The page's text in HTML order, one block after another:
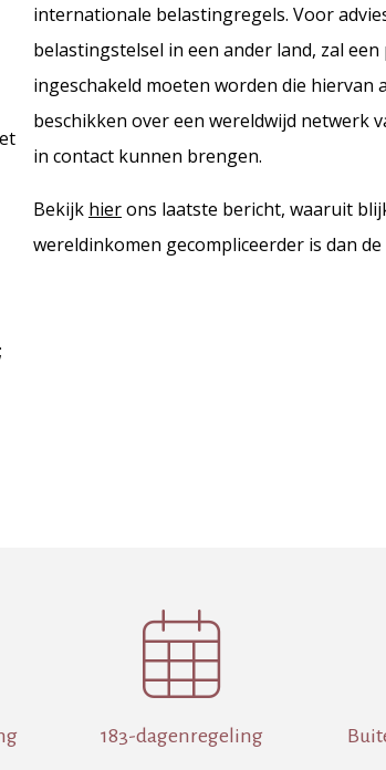
internationale belastingregels. Voor
belastingstelsel in een ander land, zal
ingeschakeld moeten worden die hiervan
beschikken over een wereldwijd netwerk
in contact kunnen brengen.
Bekijk hierons laatste bericht, waaruit
wereldinkomen gecompliceerder is dan

183-dagenregeling